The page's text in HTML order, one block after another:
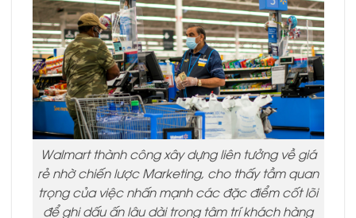
Walmart thành công xây dựng liên tưởng về giá
rẻ nhờ chiến lược Marketing, cho thấy tầm quan
trọng của việc nhấn mạnh các đặc điểm cốt lõi
để ghi dấu ấn lâu dài trong tâm trí khách hàng